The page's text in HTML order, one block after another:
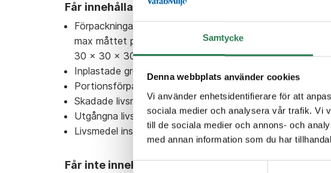
Samtycke
Denna webbplats använder cookies
Vi använder enhetsidentifierare för att
sociala medier och analysera vår trafik. Vi
till de sociala medier och annons- och
med annan information som du har
Samtyckesval
Får innehålla:
Förpackningar i metall-, plast- eller pappersförpackning
max måttet på förpackningen är
30 x 30 x 30 cm.
Inplastade grönsaker och frukt
Portionsförpackade maträtter
Skadade livsmedel
Utgångna livsmedelsvaror
Livsmedel insamlade i mindre papperspåse exempelvis
Får inte innehålla: